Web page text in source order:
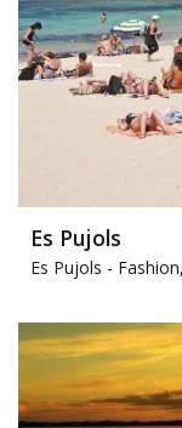
Es Pujols
Es Pujols -